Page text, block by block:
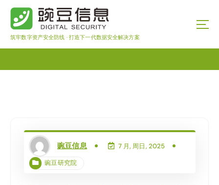
筑牢数字资产安全防线 · 打造下一代数据安全解决方案
豌豆信息 7 月, 周日, 2025
豌豆研究院